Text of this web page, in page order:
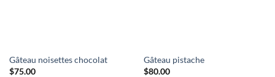
Gâteau noisettes chocolat
$75.00
Gâteau pistache
$80.00